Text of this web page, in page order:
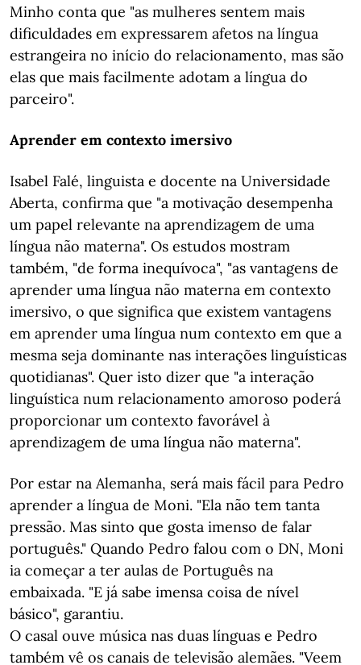
Minho conta que "as mulheres sentem mais
dificuldades em expressarem afetos na língua
estrangeira no início do relacionamento, mas são
elas que mais facilmente adotam a língua do
parceiro".
Aprender em contexto imersivo
Isabel Falé, linguista e docente na Universidade
Aberta, confirma que "a motivação desempenha
um papel relevante na aprendizagem de uma
língua não materna". Os estudos mostram
também, "de forma inequívoca", "as vantagens de
aprender uma língua não materna em contexto
imersivo, o que significa que existem vantagens
em aprender uma língua num contexto em que a
mesma seja dominante nas interações linguísticas
quotidianas". Quer isto dizer que "a interação
linguística num relacionamento amoroso poderá
proporcionar um contexto favorável à
aprendizagem de uma língua não materna".
Por estar na Alemanha, será mais fácil para Pedro
aprender a língua de Moni. "Ela não tem tanta
pressão. Mas sinto que gosta imenso de falar
português." Quando Pedro falou com o DN, Moni
ia começar a ter aulas de Português na
embaixada. "E já sabe imensa coisa de nível
básico", garantiu.
O casal ouve música nas duas línguas e Pedro
também vê os canais de televisão alemães. "Veem